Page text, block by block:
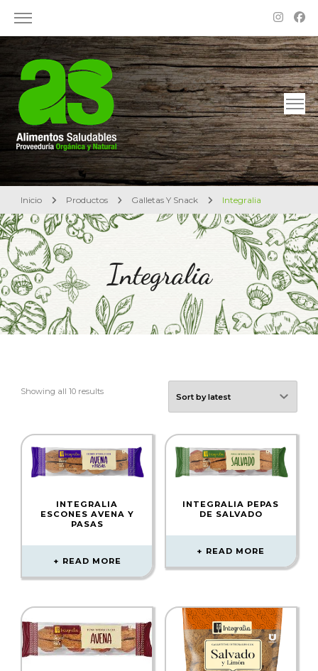
Alimentos Saludables – Dietética en Rosario
Proveeduría Orgánica y Natural
Inicio Productos Galletas Y Snack Integralia
Integralia
Showing all 10 results
INTEGRALIA
ESCONES AVENA Y
PASAS
READ MORE
INTEGRALIA PEPAS
DE SALVADO
READ MORE